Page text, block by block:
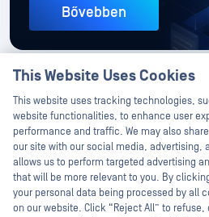
Bővebben
Hogyan
This Website Uses Cookies
This website uses tracking technologies,
website functionalities, to enhance user
performance and traffic. We may also
our site with our social media, advertising,
allows us to perform targeted advertising
that will be more relevant to you. By
your personal data being processed by all
on our website. Click “Reject All” to refuse,
Hey there!
I'm Ozzy, your
How can I help
today?